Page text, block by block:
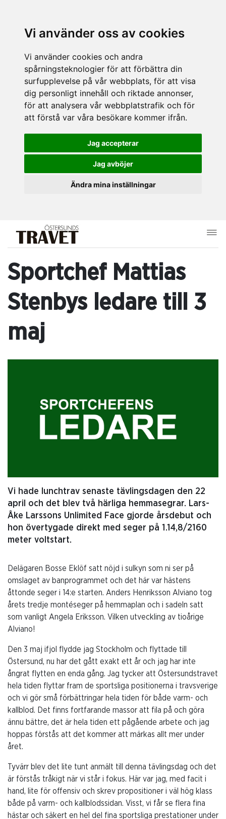
Vi använder oss av cookies
Vi använder cookies och andra
spårningsteknologier för att förbättra din
surfupplevelse på vår webbplats, för att visa
dig personligt innehåll och riktade annonser,
för att analysera vår webbplatstrafik och för
att förstå var våra besökare kommer ifrån.
Jag accepterar
Jag avböjer
Ändra mina inställningar
Sportchef Mattias
Stenbys ledare till 3
maj
Vi hade lunchtrav senaste tävlingsdagen den 22
april och det blev två härliga hemmasegrar. Lars-
Åke Larssons Unlimited Face gjorde årsdebut och
hon övertygade direkt med seger på 1.14,8/2160
meter voltstart.
Delägaren Bosse Eklöf satt nöjd i sulkyn som ni ser på
omslaget av banprogrammet och det här var hästens
åttonde seger i 14:e starten. Anders Henriksson Alviano tog
årets tredje montéseger på hemmaplan och i sadeln satt
som vanligt Angela Eriksson. Vilken utveckling av tioårige
Alviano!
Den 3 maj ifjol flydde jag Stockholm och flyttade till
Östersund, nu har det gått exakt ett år och jag har inte
ångrat flytten en enda gång. Jag tycker att Östersundstravet
hela tiden flyttar fram de sportsliga positionerna i travsverige
och vi gör små förbättringar hela tiden för både varm- och
kallblod. Det finns fortfarande massor att fila på och göra
ännu bättre, det är hela tiden ett pågående arbete och jag
hoppas förstås att det kommer att märkas allt mer under
året.
Tyvärr blev det lite tunt anmält till denna tävlingsdag och det
är förstås tråkigt när vi står i fokus. Här var jag, med facit i
hand, lite för offensiv och skrev propositioner i väl hög klass
både på varm- och kallblodssidan. Visst, vi får se flera fina
hästar och säkert en hel del fina sportsliga prestationer under